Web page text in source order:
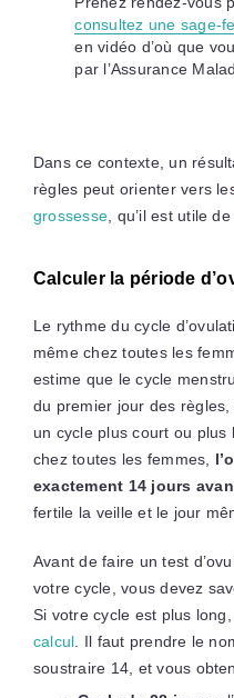
consultez une sage-
en vidéo d’où que
par l’Assurance
Dans ce contexte, un
règles peut orienter vers
grossesse , qu’il est utile
Calculer la période
Le rythme du cycle
même chez toutes les
estime que le cycle
du premier jour des
un cycle plus court ou
chez toutes les femmes,
exactement 14 jours
fertile la veille et le jour
Avant de faire un test
votre cycle, vous devez
Si votre cycle est plus
calcul . Il faut prendre le
soustraire 14, et vous